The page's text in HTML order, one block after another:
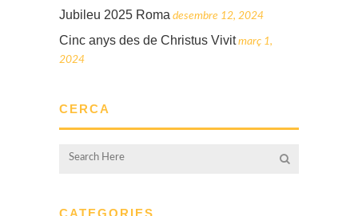
Jubileu 2025 Roma desembre 12, 2024
Cinc anys des de Christus Vivit març 1,
2024
CERCA
CATEGORIES